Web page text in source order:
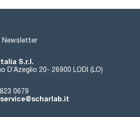
Newsletter
S.r.l.
D’Azeglio 20- 26900 LODI (LO)
0679